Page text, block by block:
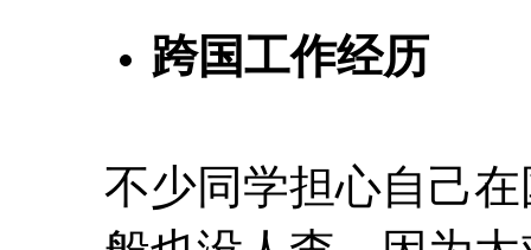
跨国工作经历
不少同学担心自己